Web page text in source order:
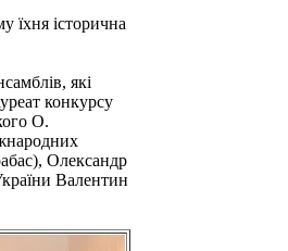
їхня історична
які
конкурсу
О.
Олександр
Валентин